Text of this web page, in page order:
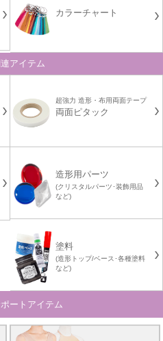
カラーチャート
アイテム
超強力 造形・布用両面テープ
両面ピタック
造形用パーツ
(クリスタルパーツ･装飾用品
など)
塗料
(造形トップ/ベース･各種塗料
など)
ートアイテム